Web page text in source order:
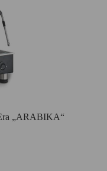
„ARABIKA“